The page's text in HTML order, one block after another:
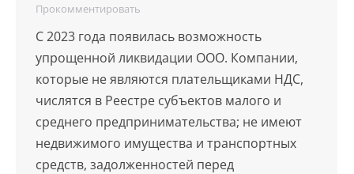
Прокомментировать
С 2023 года появилась возможность
упрощенной ликвидации ООО. Компании,
которые не являются плательщиками НДС,
числятся в Реестре субъектов малого и
среднего предпринимательства; не имеют
недвижимого имущества и транспортных
средств, задолженностей перед